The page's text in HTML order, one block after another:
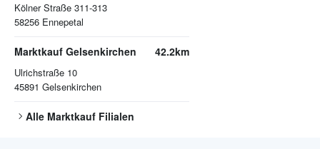
Kölner Straße 311-313
58256 Ennepetal
Marktkauf Gelsenkirchen
Ulrichstraße 10
45891 Gelsenkirchen
42.2km
Alle Marktkauf Filialen